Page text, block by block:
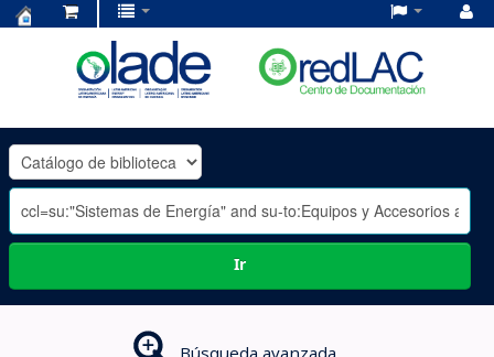
OLADE
-
Ir
Búsqueda avanzada